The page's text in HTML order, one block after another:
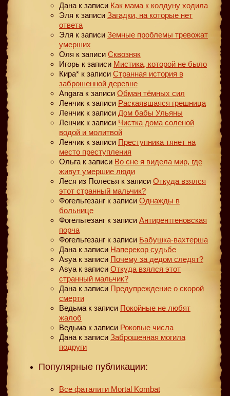
Дана к записи Как мама к колдуну ходила
Эля к записи Загадки, на которые нет
ответа
Эля к записи Земные проблемы тревожат
умерших
Оля к записи Сквозняк
Игорь к записи Мистика, которой не было
Кира* к записи Странная история в
заброшенной деревне
Angara к записи Обман тёмных сил
Ленчик к записи Раскаявшаяся грешница
Ленчик к записи Дом бабы Ульяны
Ленчик к записи Чистка дома соленой
водой и молитвой
Ленчик к записи Преступника тянет на
место преступления
Ольга к записи Во сне я видела мир, где
живут умершие люди
Леся из Полесья к записи Откуда взялся
этот странный мальчик?
Фогельгезанг к записи Однажды в
больнице
Фогельгезанг к записи Антирентгеновская
порча
Фогельгезанг к записи Бабушка-вахтерша
Дана к записи Наперекор судьбе
Asya к записи Почему за дедом следят?
Asya к записи Откуда взялся этот
странный мальчик?
Дана к записи Предупреждение о скорой
смерти
Ведьма к записи Покойные не любят
жалоб
Ведьма к записи Роковые числа
Дана к записи Заброшенная могила
подруги
Популярные публикации:
Все фаталити Mortal Kombat